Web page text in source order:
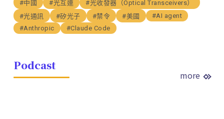
#中國
#光互連
#光收發器（Optical Transceivers）
#光通訊
#矽光子 #禁令 #美國
#AI agent
#Anthropic
#Claude Code
Podcast
more